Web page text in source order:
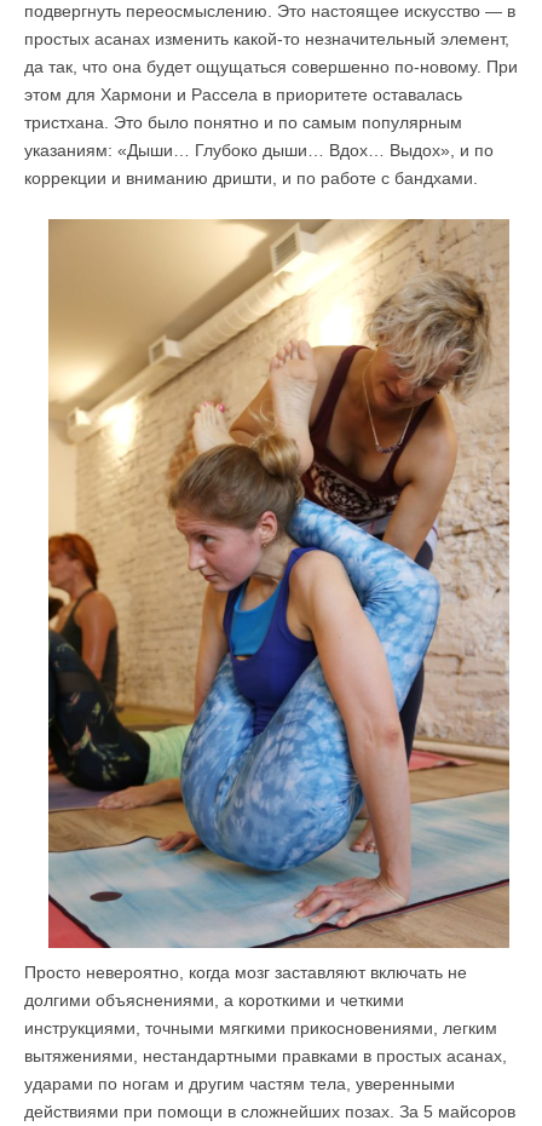
подвергнуть переосмыслению. Это настоящее искусство — в
простых асанах изменить какой-то незначительный элемент,
да так, что она будет ощущаться совершенно по-новому. При
этом для Хармони и Рассела в приоритете оставалась
тристхана. Это было понятно и по самым популярным
указаниям: «Дыши… Глубоко дыши… Вдох… Выдох», и по
коррекции и вниманию дришти, и по работе с бандхами.
Просто невероятно, когда мозг заставляют включать не
долгими объяснениями, а короткими и четкими
инструкциями, точными мягкими прикосновениями, легким
вытяжениями, нестандартными правками в простых асанах,
ударами по ногам и другим частям тела, уверенными
действиями при помощи в сложнейших позах. За 5 майсоров